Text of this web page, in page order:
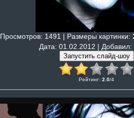
Просмотров: 1491 | Размеры картинки:
Дата: 01.02.2012 | Добавил:
Рейтинг: 2.0/4